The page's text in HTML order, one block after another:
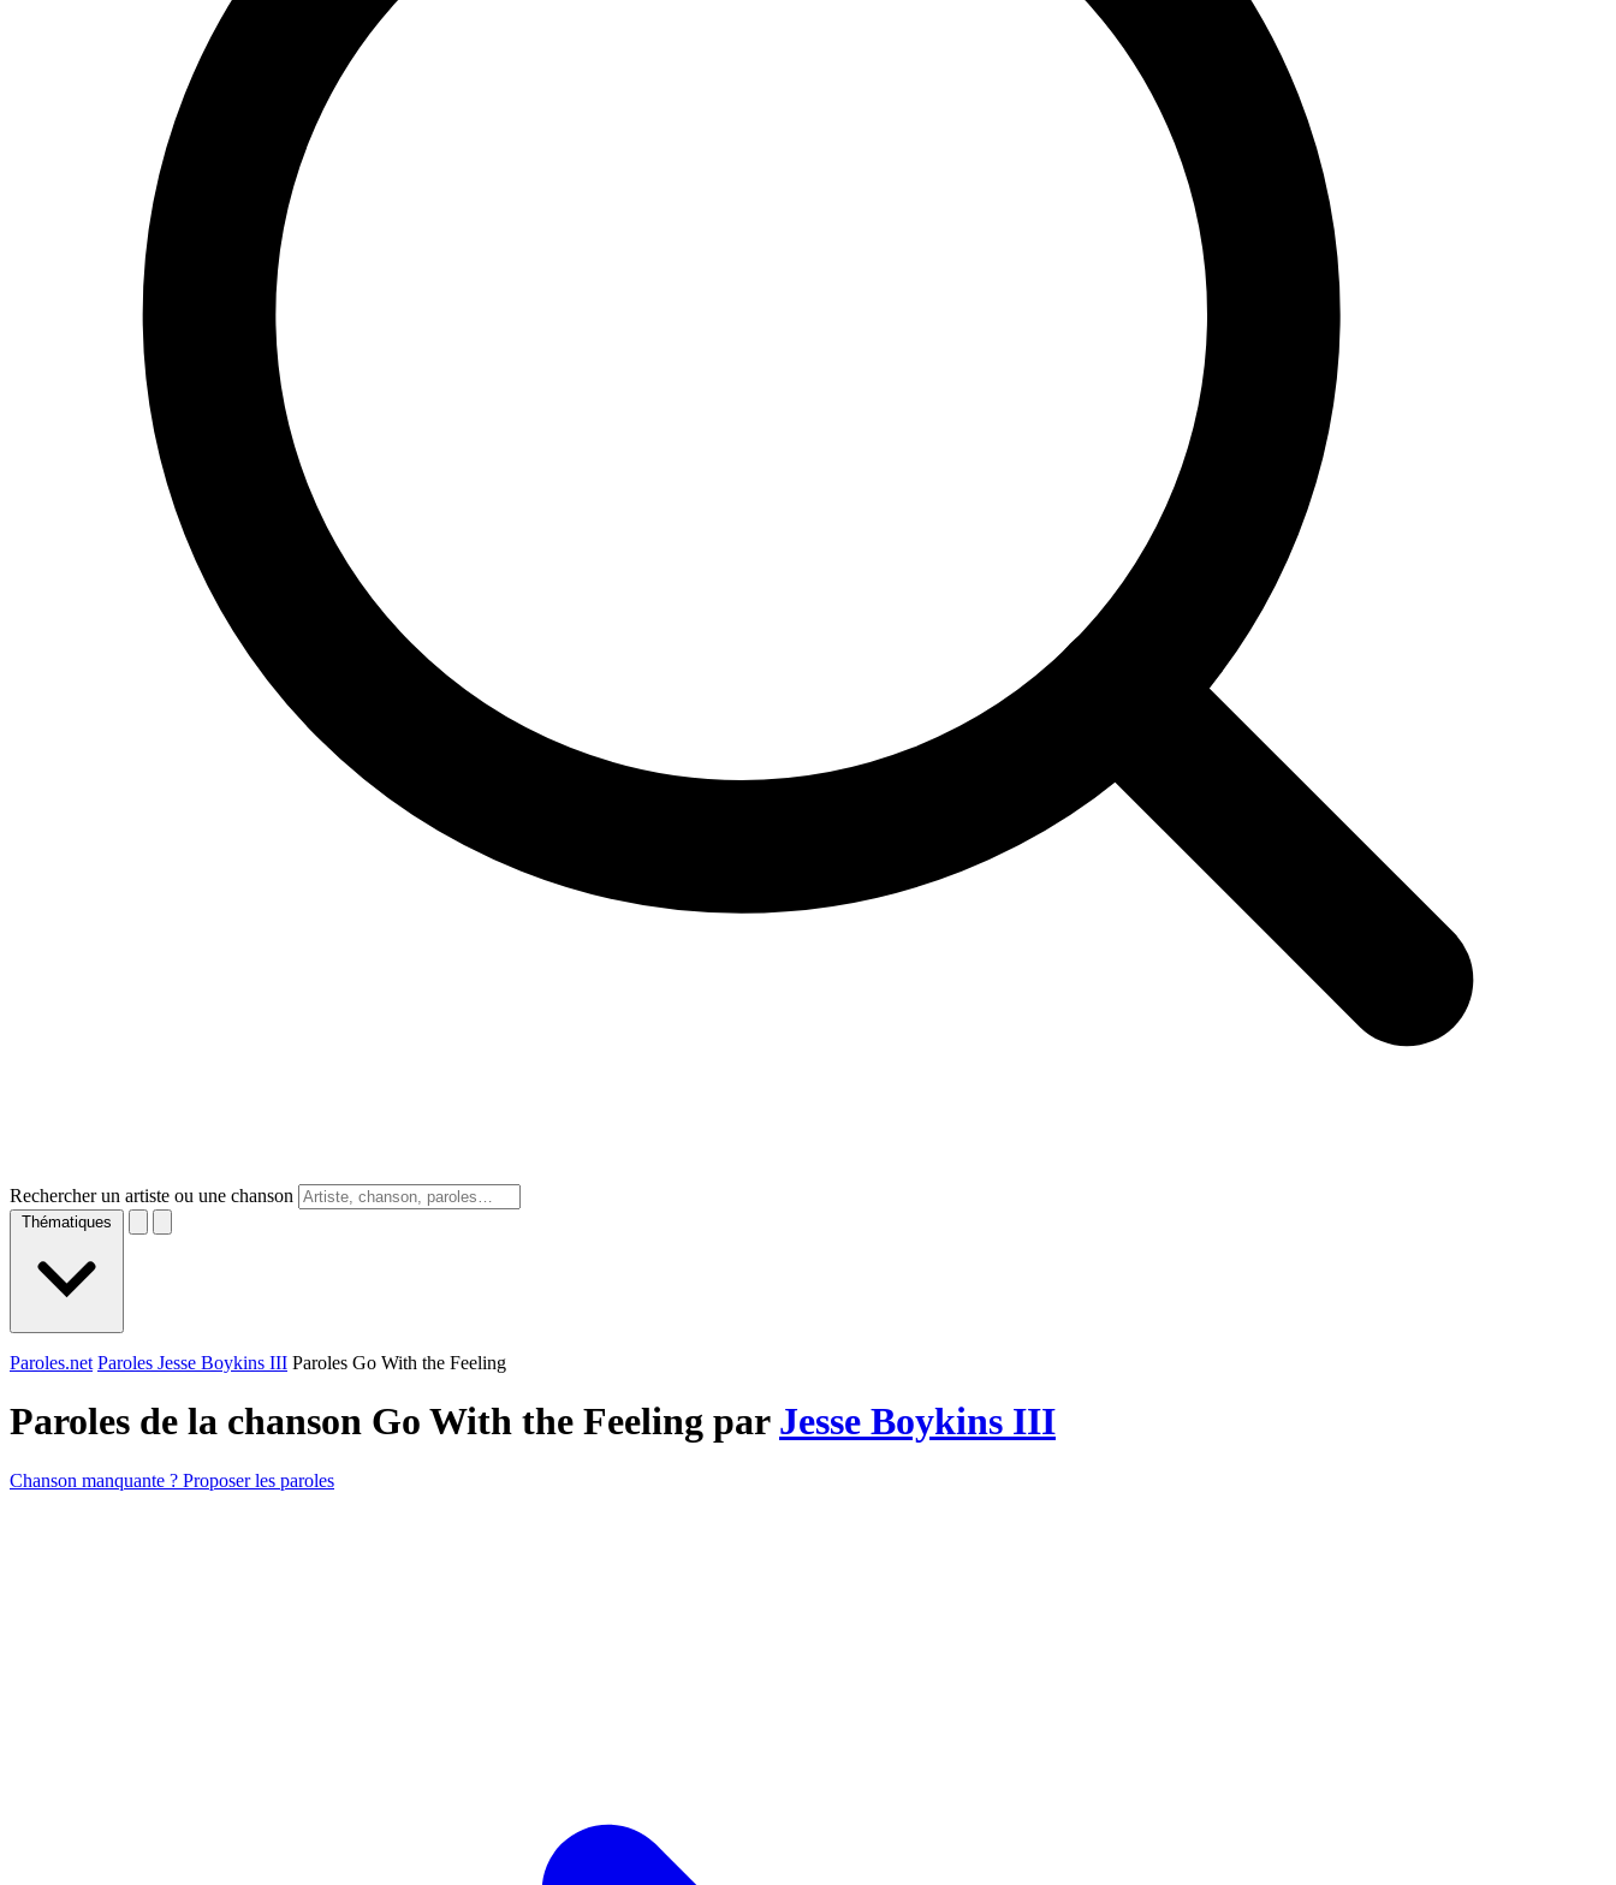
Rechercher un artiste ou une chanson
Thématiques
Paroles.net Paroles Jesse Boykins III Paroles Go With the Feeling
Paroles de la chanson Go With the Feeling par Jesse Boykins III
Chanson manquante ? Proposer les paroles